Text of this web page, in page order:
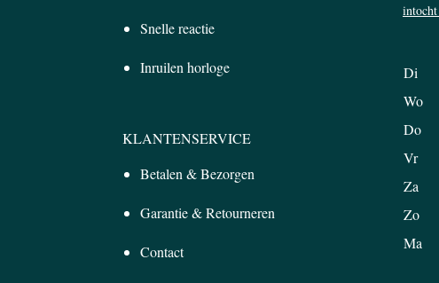
Snelle reactie
Inruilen horloge
KLANTENSERVICE
Betalen & Bezorgen
Garantie & Retourneren
Contact
Di
Wo
Do
Vr
Za
Zo
Ma